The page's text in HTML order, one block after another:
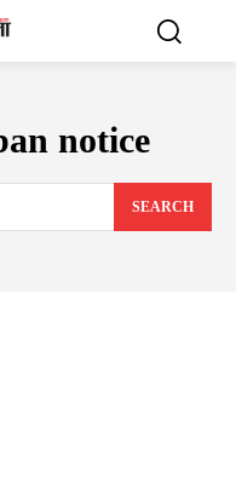
notice
SEARCH